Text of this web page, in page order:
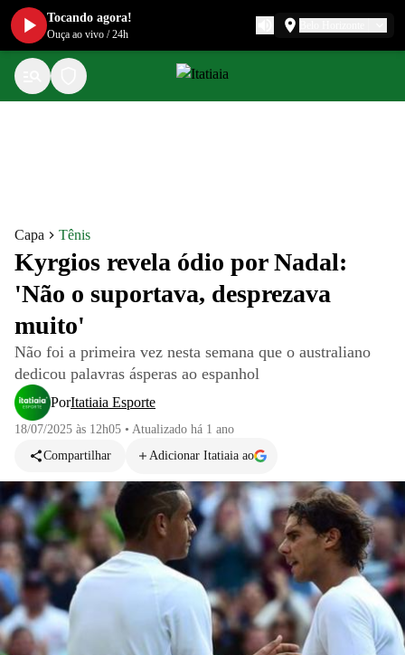
Capa Tênis
Kyrgios revela ódio por Nadal:
'Não o suportava, desprezava
muito'
Não foi a primeira vez nesta semana que o australiano
dedicou palavras ásperas ao espanhol
PorItatiaia Esporte
18/07/2025 às 12h05 • Atualizado há 1 ano
Compartilhar
Adicionar Itatiaia ao
Tocando agora!
Ouça ao vivo /24h